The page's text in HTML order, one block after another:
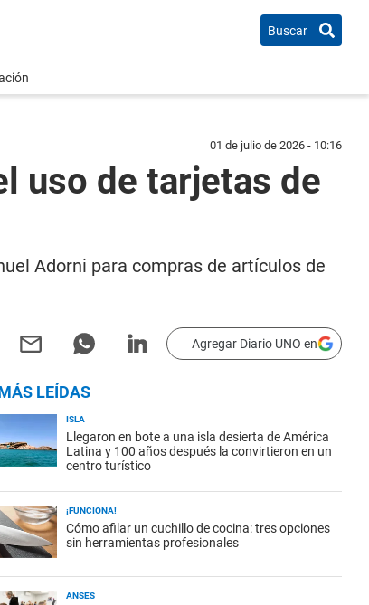
Buscar
01 de julio de 2026 - 10:16
uso de tarjetas de
Adorni para compras de artículos de
Agregar Diario UNO en
LEÍDAS
ISLA
Llegaron en bote a una isla desierta de América
Latina y 100 años después la convirtieron en un
centro turístico
¡FUNCIONA!
Cómo afilar un cuchillo de cocina: tres opciones
sin herramientas profesionales
ANSES